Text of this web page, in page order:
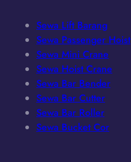
Sewa Lift Barang
Sewa Passenger Hoist
Sewa Mini Crane
Sewa Hoist Crane
Sewa Bar Bender
Sewa Bar Cutter
Sewa Bar Roller
Sewa Bucket Cor